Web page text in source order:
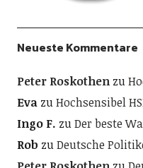
Neueste Kommentare
Peter Roskothenzu
EvazuHochsensibel
Ingo F. zuDer beste
Rob zuDeutsche